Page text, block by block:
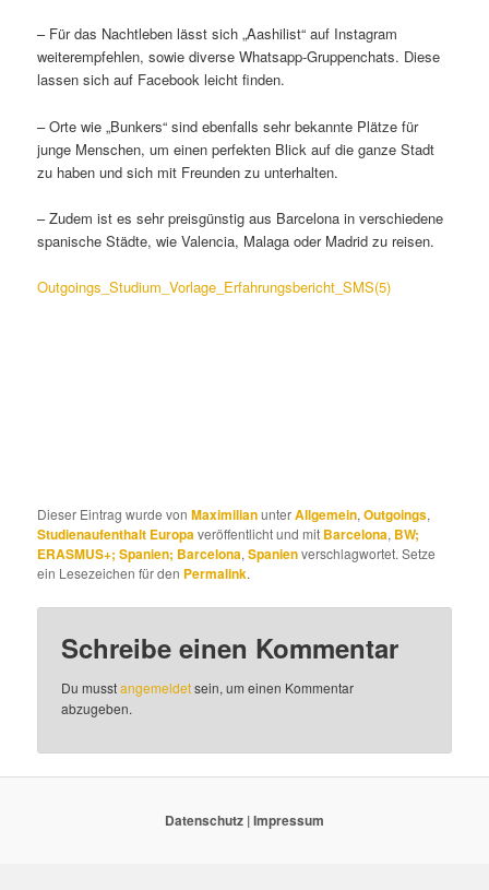
– Für das Nachtleben lässt sich „Aashilist“ auf Instagram
weiterempfehlen, sowie diverse Whatsapp-Gruppenchats. Diese
lassen sich auf Facebook leicht finden.
– Orte wie „Bunkers“ sind ebenfalls sehr bekannte Plätze für
junge Menschen, um einen perfekten Blick auf die ganze Stadt
zu haben und sich mit Freunden zu unterhalten.
– Zudem ist es sehr preisgünstig aus Barcelona in verschiedene
spanische Städte, wie Valencia, Malaga oder Madrid zu reisen.
Outgoings_Studium_Vorlage_Erfahrungsbericht_SMS(5)
Dieser Eintrag wurde vonMaximilianunterAllgemein,Outgoings,
Studienaufenthalt Europaveröffentlicht und mit Barcelona, BW;
ERASMUS+; Spanien; Barcelona,Spanienverschlagwortet. Setze
ein Lesezeichen für den Permalink.
Schreibe einen Kommentar
Du musstangemeldetsein, um einen Kommentar
abzugeben.
Datenschutz |Impressum